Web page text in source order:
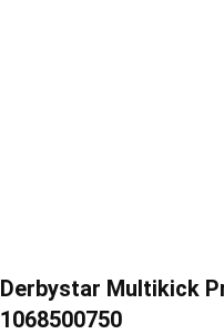
Derbystar Multikick
1068500750